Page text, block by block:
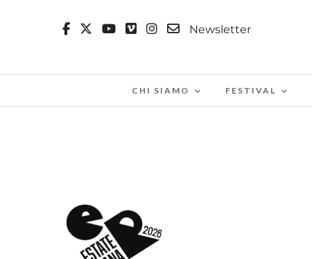
Newsletter
CHI SIAMO FESTIVAL